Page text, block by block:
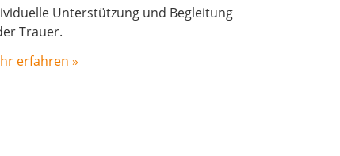
Unterstützung und Begleitung
Trauer.
erfahren »